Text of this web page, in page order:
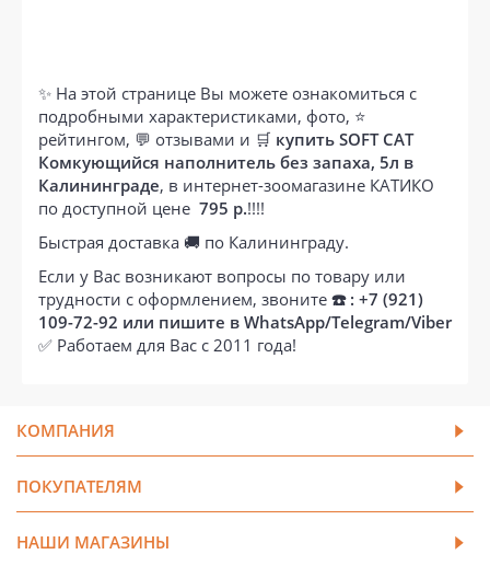
✨ На этой странице Вы можете ознакомиться с
подробными характеристиками, фото, ⭐
рейтингом, 💬 отзывами и 🛒 купить SOFT CAT
Комкующийся наполнитель без запаха, 5л в
Калининграде, в интернет-зоомагазине КАТИКО
по доступной цене 795 р.!!!!
Быстрая доставка 🚚 по Калининграду.
Если у Вас возникают вопросы по товару или
трудности с оформлением, звоните ☎️ : +7 (921)
109-72-92 или пишите в WhatsApp/Telegram/Viber
✅ Работаем для Вас с 2011 года!
КОМПАНИЯ
ПОКУПАТЕЛЯМ
НАШИ МАГАЗИНЫ